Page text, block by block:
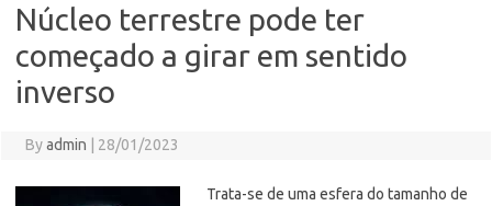
Núcleo terrestre pode ter
começado a girar em sentido
inverso
Byadmin 28/01/2023
Trata-se de uma esfera do tamanho de